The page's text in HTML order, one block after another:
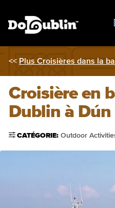
<< Plus Croisières dans la
Croisière en
Dublin à
CATÉGORIE: Outdoor